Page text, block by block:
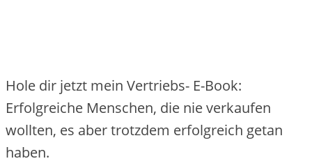
Hole dir jetzt mein Vertriebs- E-Book:
Erfolgreiche Menschen, die nie verkaufen
wollten, es aber trotzdem erfolgreich getan
haben.